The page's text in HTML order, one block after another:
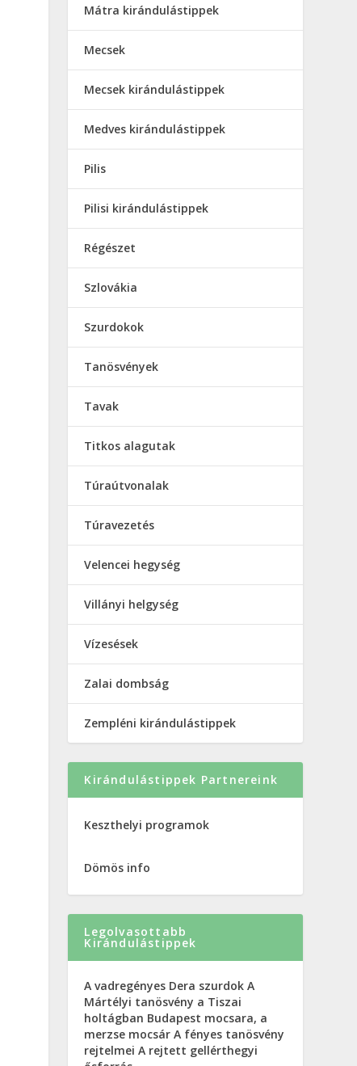
Mátra kirándulástippek
Mecsek
Mecsek kirándulástippek
Medves kirándulástippek
Pilis
Pilisi kirándulástippek
Régészet
Szlovákia
Szurdokok
Tanösvények
Tavak
Titkos alagutak
Túraútvonalak
Túravezetés
Velencei hegység
Villányi helgység
Vízesések
Zalai dombság
Zempléni kirándulástippek
Kirándulástippek Partnereink
Keszthelyi programok
Dömös info
Legolvasottabb
Kirándulástippek
A vadregényes Dera szurdok A
Mártélyi tanösvény a Tiszai
holtágban Budapest mocsara, a
merzse mocsár A fényes tanösvény
rejtelmei A rejtett gellérthegyi